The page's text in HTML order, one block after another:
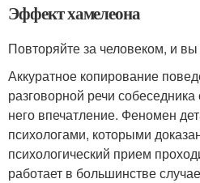
Эффект хамелеона
Повторяйте за человеком, и
Аккуратное копирование
разговорной речи
него впечатление. Феномен
психологами, которыми
психологический прием
работает в большинстве